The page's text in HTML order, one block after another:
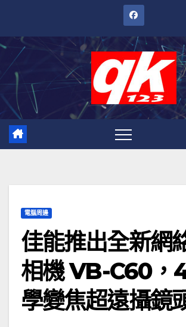
內
電腦周邊
佳能推出全新網
相機 VB-C60，
學變焦超遠攝鏡